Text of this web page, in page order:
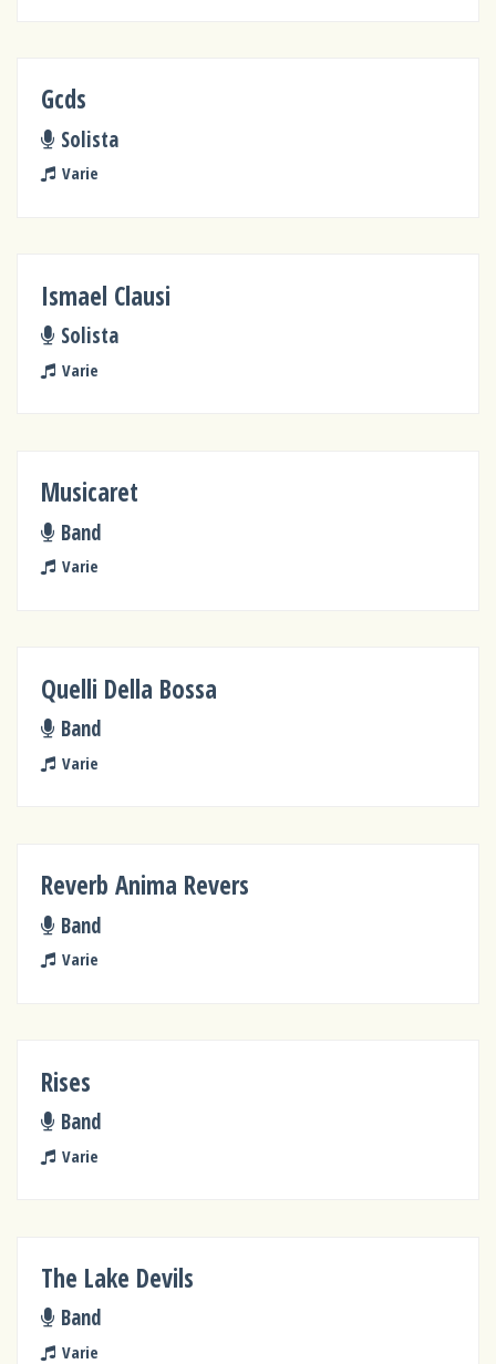
Gcds
Solista
Varie
Ismael Clausi
Solista
Varie
Musicaret
Band
Varie
Quelli Della Bossa
Band
Varie
Reverb Anima Revers
Band
Varie
Rises
Band
Varie
The Lake Devils
Band
Varie